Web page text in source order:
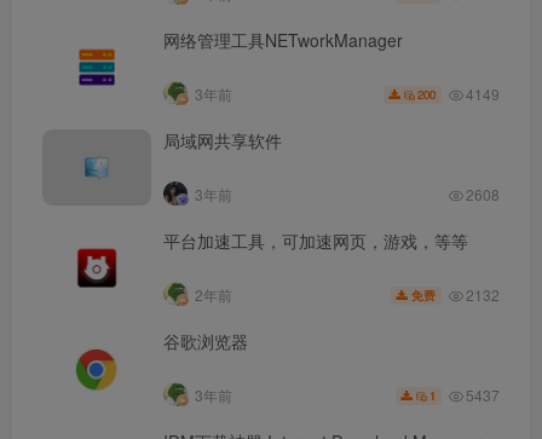
网络管理工具NETworkManager
3年前 200 4149
局域网共享软件
3年前 2608
平台加速工具，可加速网页，游戏，等等
2年前 免费 2132
谷歌浏览器
3年前 1 5437